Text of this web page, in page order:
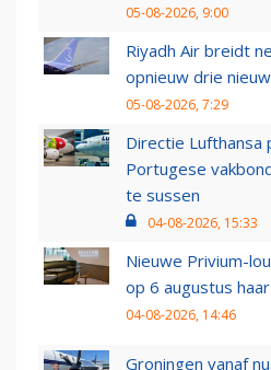
05-08-2026, 9:00
Riyadh Air breidt
opnieuw drie
05-08-2026, 7:29
Directie
Portugese
te sussen
04-08-2026, 15:33
Nieuwe Privium-
op 6 augustus
04-08-2026, 14:46
Groningen vanaf